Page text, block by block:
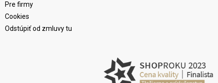
Pre firmy
Cookies
Odstúpiť od zmluvy tu